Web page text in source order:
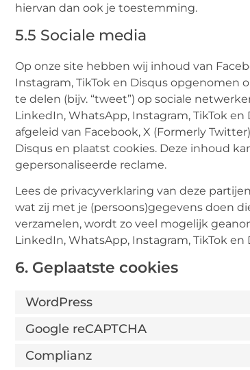
hiervan dan ook je toestemming.
5.5 Sociale media
Op onze site hebben wij inhoud van
Instagram, TikTok en Disqus opgenomen
te delen (bijv. “tweet”) op sociale
LinkedIn, WhatsApp, Instagram, TikTok
afgeleid van Facebook, X (Formerly
Disqus en plaatst cookies. Deze inhoud
gepersonaliseerde reclame.
Lees de privacyverklaring van deze
wat zij met je (persoons)gegevens doen
verzamelen, wordt zo veel mogelijk
LinkedIn, WhatsApp, Instagram, TikTok
6. Geplaatste cookies
WordPress
Google reCAPTCHA
Complianz